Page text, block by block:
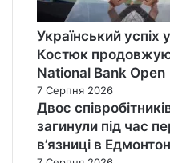
Український успіх
Костюк
National Bank Open
7 Серпня 2026
Двоє
загинули під час
в’язниці в